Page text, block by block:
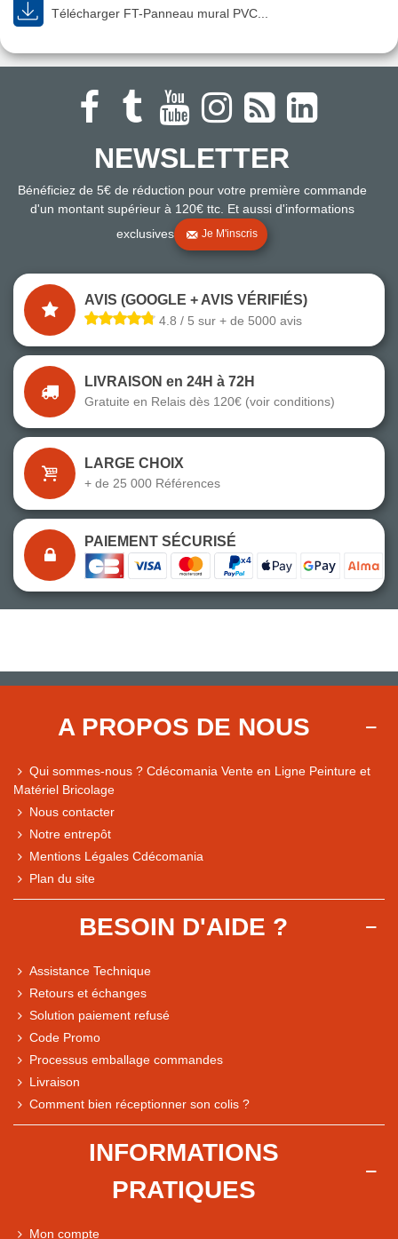
Télécharger FT-Panneau mural PVC...
Comparaison des performances du magasin
Express, Chez vous, Point relais, Retrait magasin
NEWSLETTER
Bénéficiez de 5€ de réduction pour votre première commande
d'un montant supérieur à 120€ ttc. Et aussi d'informations
exclusives
Je M'inscris
AVIS (GOOGLE + AVIS VÉRIFIÉS)
4.8 / 5 sur + de 5000 avis
LIVRAISON en 24H à 72H
Gratuite en Relais dès 120€ (voir conditions)
LARGE CHOIX
+ de 25 000 Références
PAIEMENT SÉCURISÉ
A PROPOS DE NOUS
Qui sommes-nous ? Cdécomania Vente en Ligne Peinture et
Matériel Bricolage
Nous contacter
Notre entrepôt
Mentions Légales Cdécomania
Plan du site
BESOIN D'AIDE ?
Assistance Technique
Retours et échanges
Solution paiement refusé
Code Promo
Processus emballage commandes
Livraison
Comment bien réceptionner son colis ?
INFORMATIONS
PRATIQUES
Mon compte